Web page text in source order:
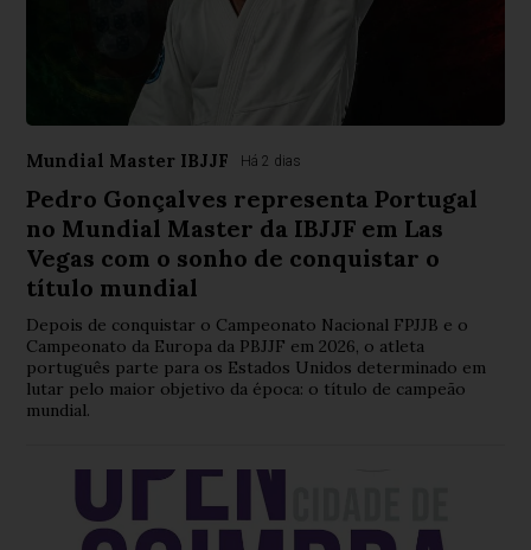
Mundial Master IBJJF Há 2 dias
Pedro Gonçalves representa Portugal
no Mundial Master da IBJJF em Las
Vegas com o sonho de conquistar o
título mundial
Depois de conquistar o Campeonato Nacional FPJJB e o
Campeonato da Europa da PBJJF em 2026, o atleta
português parte para os Estados Unidos determinado em
lutar pelo maior objetivo da época: o título de campeão
mundial.